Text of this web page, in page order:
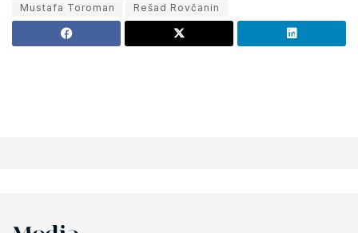
Mustafa Toroman
Rešad Rovčanin